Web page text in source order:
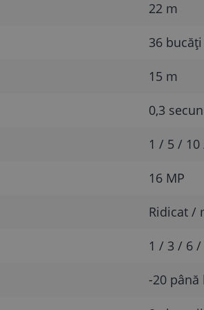
22 m
36 bucăți
15 m
0,3
1 / 5 /
16 MP
Ridicat /
1 / 3 / 6
-20 până